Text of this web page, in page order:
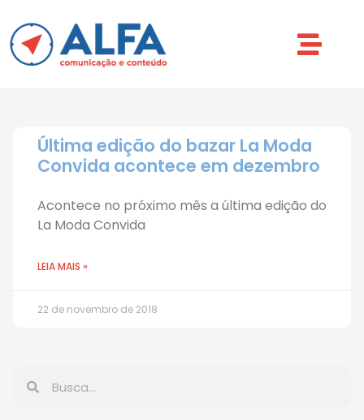
Última edição do bazar La Moda
Convida acontece em dezembro
Acontece no próximo mês a última edição do
La Moda Convida
LEIA MAIS »
22 de novembro de 2018